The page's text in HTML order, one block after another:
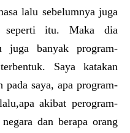
lalu sebelumnya juga
seperti itu. Maka dia
juga banyak program-
Saya katakan
pada saya, apa program-
akibat perogram-
dan berapa orang